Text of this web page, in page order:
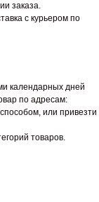
заказа.
с курьером по
календарных дней
по адресам:
или привезти
товаров.